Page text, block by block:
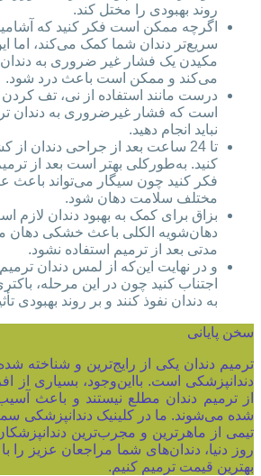
روند بهبودی را مختل کند.
اگرچه ممکن است فکر کنید که
سریع‌تر دندان شما کمک می‌کند، اما
مکیدن یک فشار غیر ضروری به دندان
می‌کند و ممکن است باعث درد شود.
درست مانند استفاده از نی، تف
است که فشار غیرضروری به دندان
نباید انجام دهید.
تا 24 ساعت بعد از جراحی دندان
کنید. به‌طورکلی بهتر است بعد از
فکر کنید چون سیگار می‌تواند باعث
مختلف سلامت دهان شود.
بزاق برای کمک به بهبود دندان لازم
دهان‌شویه الکلی باعث خشکی دهان
مدتی بعد از ترمیم استفاده نشود.
و در نهایت این‌که از لمس دندان
اجتناب کنید چون در این مرحله،
به دندان نفوذ کنند و بر روند بهبودی
سخن پایانی
ترمیم دندان یکی از رایج‌ترین و شناخته
دندانپزشکی است. بااین‌وجود، بسیاری از
از ترمیم دندان مطلع نیستند و باعث
شده می‌شوند. ما در کلینیک دندانپزشکی
تیمی از ماهرترین و مجرب‌ترین
روز دنیا، دندان‌های شما مراجعان عزیز را
بهترین قیمت ترمیم کنیم.